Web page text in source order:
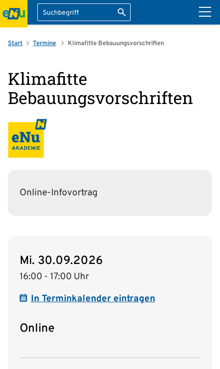
Suche Suche starten
überspringen
Start Termine Klimafitte Bebauungsvorschriften
Klimafitte
Bebauungsvorschriften
Online-Infovortrag
Mi. 30.09.2026
16:00 - 17:00 Uhr
In Terminkalender eintragen
Online